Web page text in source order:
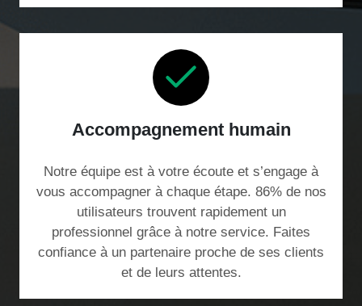
Accompagnement humain
Notre équipe est à votre écoute et s’engage à
vous accompagner à chaque étape. 86% de nos
utilisateurs trouvent rapidement un
professionnel grâce à notre service. Faites
confiance à un partenaire proche de ses clients
et de leurs attentes.